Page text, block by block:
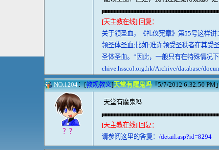
[天主教在线] 回复：
关于领圣血，《礼仪宪章》第55号这样
领圣体圣血;比如:准许领受圣秩者在其受
圣体圣血。”因此，一般只有在特殊情况
chive.hsscol.org.hk/Archive/database/
NO.1204：[教规教义]天堂有魔鬼吗「5/7/2012 6:32:50 PM
？？
天堂有魔鬼吗
[天主教在线] 回复：
请参阅这里的答复： /detail.asp?id=8294